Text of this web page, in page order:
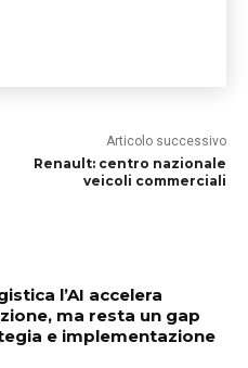
Articolo successivo
Renault: centro nazionale
veicoli commerciali
l’AI accelera
ma resta un gap
e implementazione